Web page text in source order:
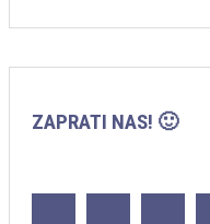
ZAPRATI NAS! 🙂